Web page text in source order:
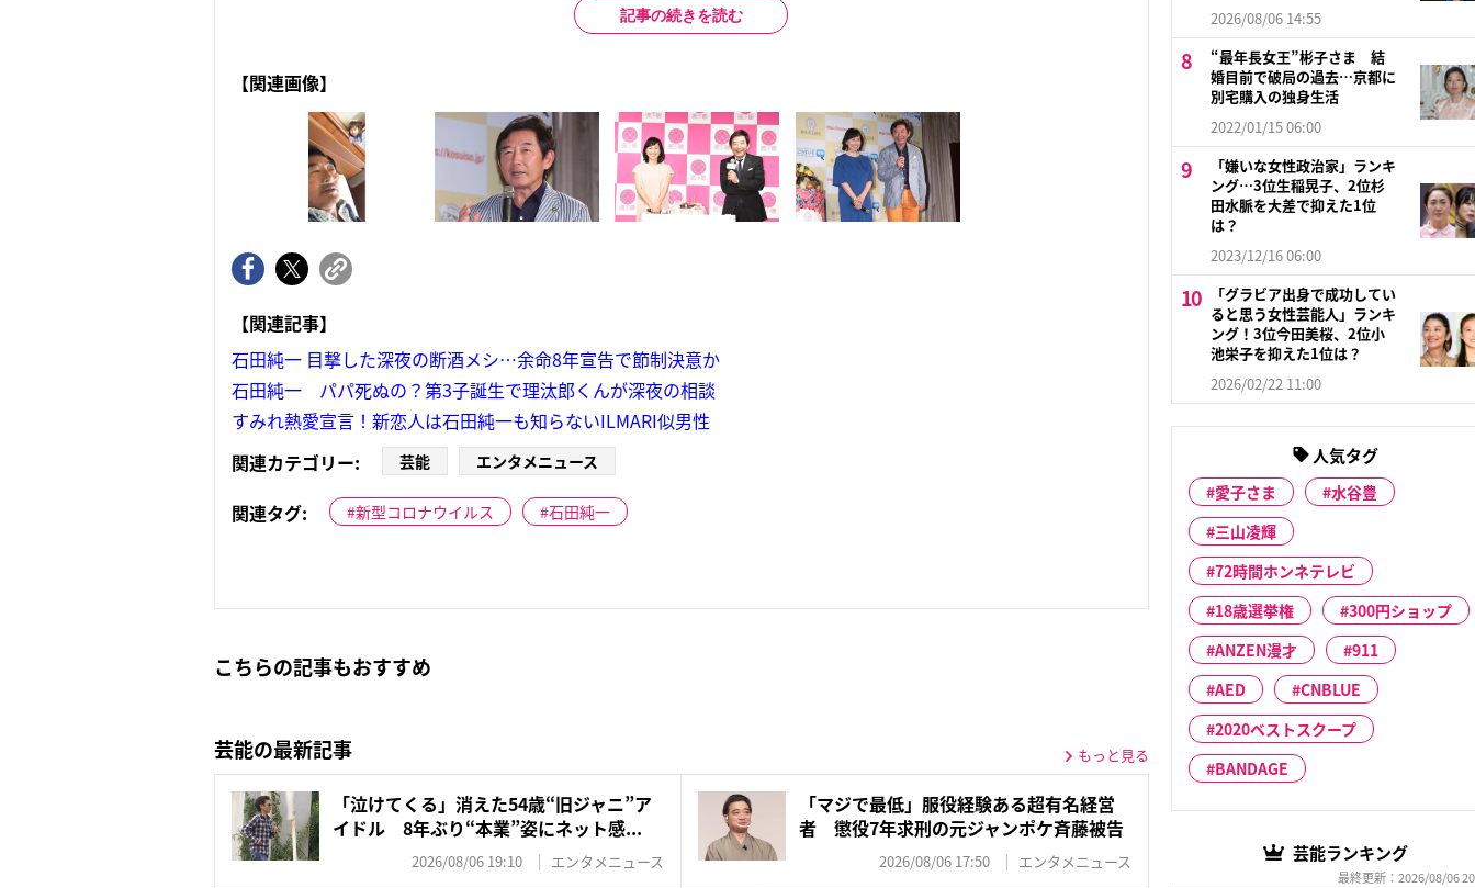
記事の続きを読む
【関連画像】
【関連記事】
石田純一 目撃した深夜の断酒メシ…余命8年宣告で節制決意か
石田純一 パパ死ぬの？第3子誕生で理汰郎くんが深夜の相談
すみれ熱愛宣言！新恋人は石田純一も知らないILMARI似男性
関連カテゴリー:
芸能 エンタメニュース
関連タグ: 新型コロナウイルス 石田純一
こちらの記事もおすすめ
芸能の最新記事 もっと見る
「泣けてくる」消えた54歳“旧ジャニ”ア
イドル 8年ぶり“本業”姿にネット感...
2026/08/06 19:10 エンタメニュース
「マジで最低」服役経験ある超有名経営
者 懲役7年求刑の元ジャンポケ斉藤被告
2026/08/06 17:50 エンタメニュース
2026/08/06 14:55
“最年長女王”彬子さま 結
婚目前で破局の過去…京都に
別宅購入の独身生活
2022/01/15 06:00
「嫌いな女性政治家」ランキ
ング…3位生稲晃子、2位杉
田水脈を大差で抑えた1位
は？
2023/12/16 06:00
「グラビア出身で成功してい
ると思う女性芸能人」ランキ
ング！3位今田美桜、2位小
池栄子を抑えた1位は？
2026/02/22 11:00
人気タグ
愛子さま
水谷豊
三山凌輝
72時間ホンネテレビ
18歳選挙権
300円ショップ
ANZEN漫才
911
AED
CNBLUE
2020ベストスクープ
BANDAGE
芸能ランキング
最終更新：2026/08/06